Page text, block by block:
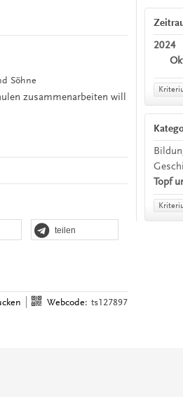
Söhne
zusammenarbeiten will
teilen
Webcode: ts127897
2024
Topf